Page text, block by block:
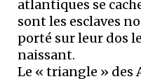
atlantiques se
sont les esclaves
porté sur leur dos
naissant.
Le « triangle »